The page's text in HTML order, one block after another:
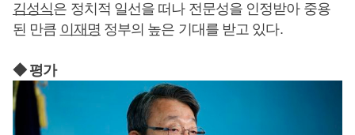
김성식은 정치적 일선을 떠나 전문성을 인정받아 중용
된 만큼 이재명 정부의 높은 기대를 받고 있다.
◆ 평가